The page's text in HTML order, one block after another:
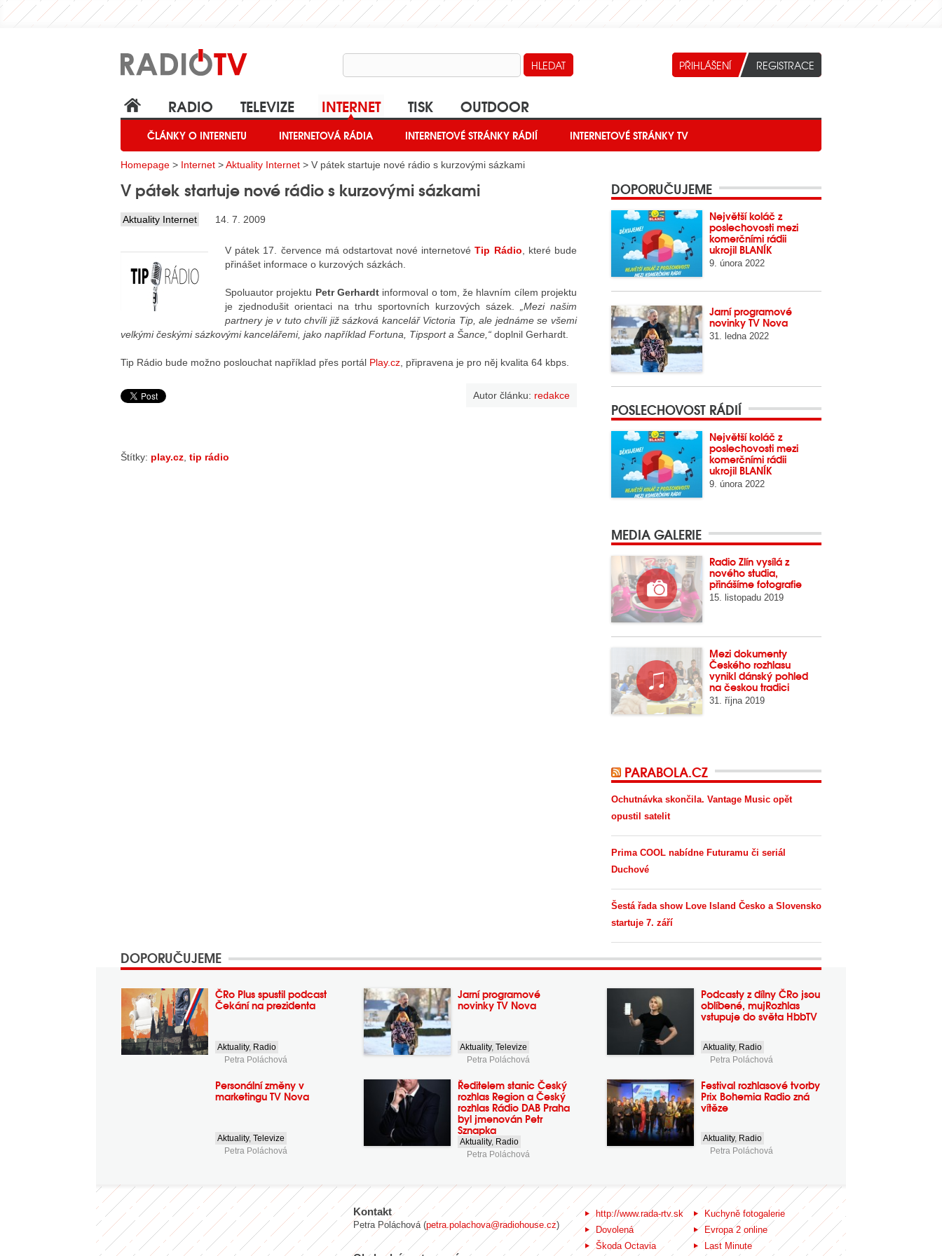
RADIO TELEVIZE INTERNET
ČLÁNKY O INTERNETU INTERNETOVÁ RÁDIA INTERNETOVÉ STRÁNKY RÁDIÍ INTERNETOVÉ STRÁNKY TV
TISK OUTDOOR
Homepage > Internet >Aktuality Internet > V pátek startuje nové rádio s kurzovými sázkami
V pátek startuje nové rádio s kurzovými sázkami
Aktuality Internet 14. 7. 2009
V pátek 17. července má odstartovat nové internetovéTip Rádio , které bude
přinášet informace o kurzových sázkách.
Spoluautor projektu Petr Gerhardtinformoval o tom, že hlavním cílem projektu
je zjednodušit orientaci na trhu sportovních kurzových sázek.
„Mezi našim
partnery je v tuto chvíli již sázková kancelář Victoria Tip, ale jednáme se všemi
velkými českými sázkovými kancelářemi, jako například Fortuna, Tipsport a Šance,“ doplnil Gerhardt.
Tip Rádio bude možno poslouchat například přes portál Play.cz , připravena je pro něj kvalita 64 kbps.
Autor článku: redakce
Štítky: play.cz tip rádio
DOPORUČUJEME
Největší koláč z
poslechovosti mezi
komerčními rádii
ukrojil BLANÍK
9. února 2022
Jarní programové
novinky TV Nova
31. ledna 2022
POSLECHOVOST RÁDIÍ
Největší koláč z
poslechovosti mezi
komerčními rádii
ukrojil BLANÍK
9. února 2022
MEDIA GALERIE
Radio Zlín vysílá z
nového studia,
přinášíme fotografie
15. listopadu 2019
Mezi dokumenty
Českého rozhlasu
vynikl dánský pohled
na českou tradici
31. října 2019
PARABOLA.CZ
Ochutnávka skončila. Vantage Music opět
opustil satelit
Prima COOL nabídne Futuramu či seriál
Duchové
Šestá řada show Love Island Česko a Slovensko
startuje 7. září
DOPORUČUJEME
ČRo Plus spustil podcast
Čekání na prezidenta
Aktuality, Radio
Petra Poláchová
Jarní programové
novinky TV Nova
Aktuality,Televize
Petra Poláchová
Podcasty z dílny ČRo jsou
oblíbené, mujRozhlas
vstupuje do světa HbbTV
Aktuality, Radio
Petra Poláchová
Personální změny v
marketingu TV Nova
Aktuality,Televize
Petra Poláchová
Ředitelem stanic Český
rozhlas Region a Český
rozhlas Rádio DAB Praha
byl jmenován Petr
Sznapka
Aktuality, Radio
Petra Poláchová
Festival rozhlasové tvorby
Prix Bohemia Radio zná
vítěze
Aktuality, Radio
Petra Poláchová
Kontakt
Petra Poláchová (petra.polachova@radiohouse.cz)
http://www.rada-rtv.sk
Kuchyně fotogalerie
Dovolená
Evropa 2 online
Škoda Octavia
Last Minute